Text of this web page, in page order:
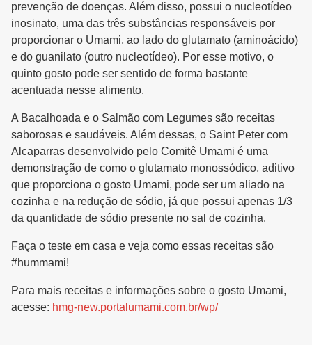
prevenção de doenças. Além disso, possui o nucleotídeo
inosinato, uma das três substâncias responsáveis por
proporcionar o Umami, ao lado do glutamato (aminoácido)
e do guanilato (outro nucleotídeo). Por esse motivo, o
quinto gosto pode ser sentido de forma bastante
acentuada nesse alimento.
A Bacalhoada e o Salmão com Legumes são receitas
saborosas e saudáveis. Além dessas, o Saint Peter com
Alcaparras desenvolvido pelo Comitê Umami é uma
demonstração de como o glutamato monossódico, aditivo
que proporciona o gosto Umami, pode ser um aliado na
cozinha e na redução de sódio, já que possui apenas 1/3
da quantidade de sódio presente no sal de cozinha.
Faça o teste em casa e veja como essas receitas são
#hummami!
Para mais receitas e informações sobre o gosto Umami,
acesse: hmg-new.portalumami.com.br/wp/